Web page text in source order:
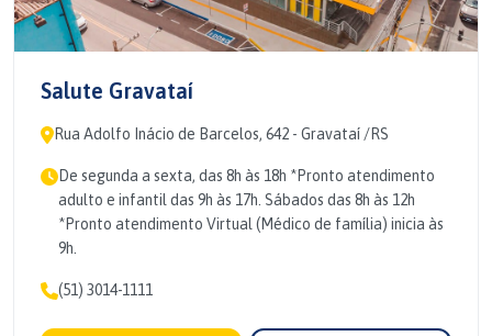
Salute Gravataí
Rua Adolfo Inácio de Barcelos, 642 - Gravataí /RS
De segunda a sexta, das 8h às 18h *Pronto atendimento
adulto e infantil das 9h às 17h. Sábados das 8h às 12h
*Pronto atendimento Virtual (Médico de família) inicia às
9h.
(51) 3014-1111